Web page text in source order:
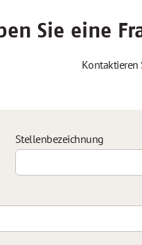
Sie eine
Kontaktieren
Stellenbezeichnung